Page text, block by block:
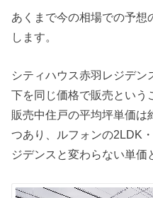
あくまで今の相場での予想
します。
シティハウス赤羽レジデン
下を同じ価格で販売という
販売中住戸の平均坪単価は
つあり、ルフォンの2LDK
ジデンスと変わらない単価